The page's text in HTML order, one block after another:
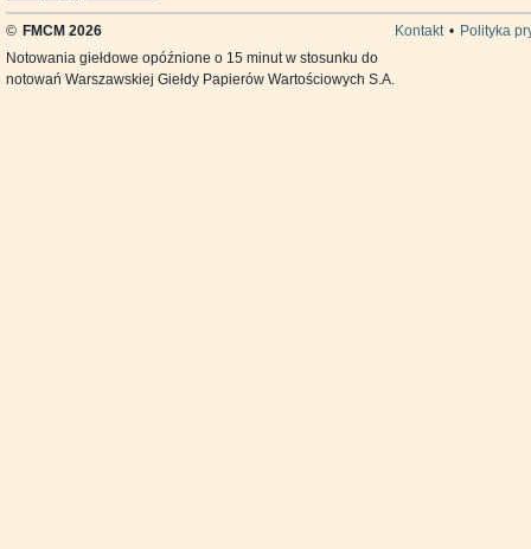
© FMCM 2026 Kontakt • Polityka
Notowania giełdowe opóźnione o 15 minut w stosunku do
notowań Warszawskiej Giełdy Papierów Wartościowych S.A.